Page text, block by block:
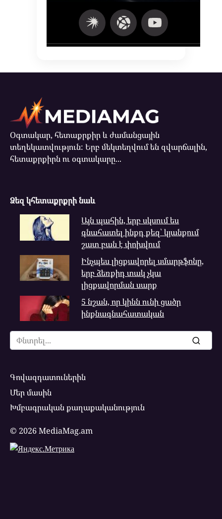
Օգտակար, հետաքրքիր և ժամանցային
տեղեկատվություն: Երբ մեկտեղվում են զվարճալին,
հետաքրքիրն ու օգտակարը...
Ձեզ կհետաքրքրի նաև
Այն պահին, երբ սկսում ես
գնահատել ինքդ քեզ՝ կյանքում
շատ բան է փոխվում
Ինչպես լիցքավորել սմարթֆոնը,
երբ ձեռքիդ տակ չկա
լիցքավորման սարք
5 նշան, որ կինն ունի ցածր
ինքնագնահատական
Search
for:
Գովազդատուներին
Մեր մասին
Խմբագրական քաղաքականություն
© 2026 MediaMag.am